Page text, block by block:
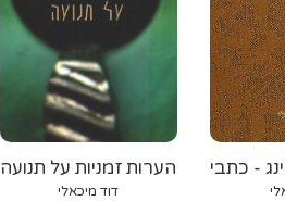
הערות זמניות על תנועה
דוד מיכאלי
- כתבי